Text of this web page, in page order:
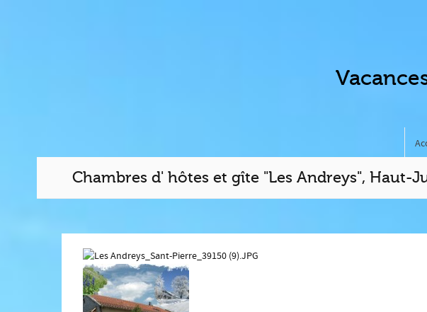
Chambres d' hôtes et gîte "Les Andreys", Haut-